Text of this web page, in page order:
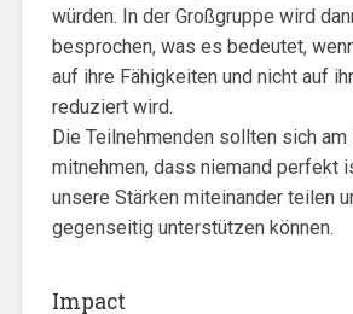
würden. In der Großgruppe wird
besprochen, was es bedeutet,
auf ihre Fähigkeiten und nicht auf
reduziert wird.
Die Teilnehmenden sollten sich am
mitnehmen, dass niemand perfekt
unsere Stärken miteinander teilen
gegenseitig unterstützen können.
Impact